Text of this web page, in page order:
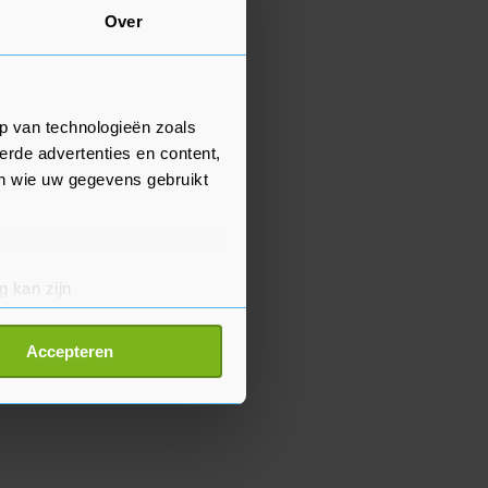
Over
van technologieën zoals
advertenties en content,
wie uw gegevens gebruikt
kan zijn
detailgedeelte
Accepteren